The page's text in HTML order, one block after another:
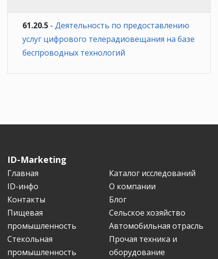
61.20.5 - Деятельность по предоставлению
услуг цифрового телерадиовещания на базе
беспроводных технологий
ID-Marketing
Главная
Каталог исследований
ID-инфо
О компании
Контакты
Блог
Пищевая
промышленность
Сельское хозяйство
Автомобильная отрасль
Стекольная
промышленность
Прочая техника и
оборудование